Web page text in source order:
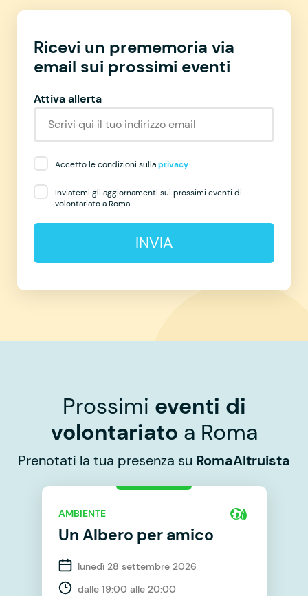
Ricevi un prememoria via
email sui prossimi eventi
Attiva allerta
Accetto le condizioni sullaprivacy.
Inviatemi gli aggiornamenti sui prossimi eventi di
volontariato a Roma
INVIA
Prossimi eventi di
volontariato a Roma
Prenotati la tua presenza su RomaAltruista
AMBIENTE
Un Albero per amico
lunedì 28 settembre 2026
dalle 19:00 alle 20:00